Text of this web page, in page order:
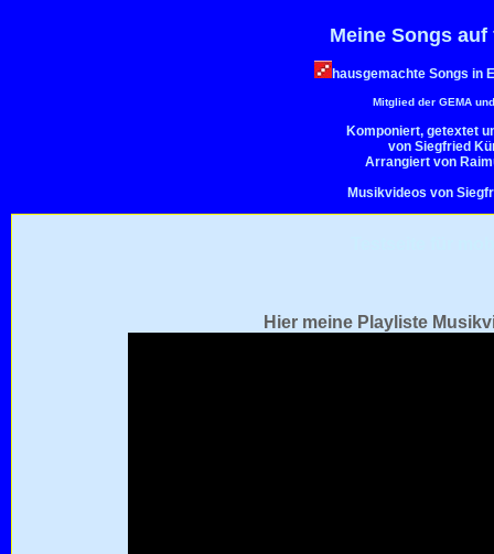
Meine Songs
hausgemachte Songs in
Mitglied der GEMA
Komponiert, getextet
von Siegfried
Arrangiert von
Musikvideos von
Hier meine Playliste